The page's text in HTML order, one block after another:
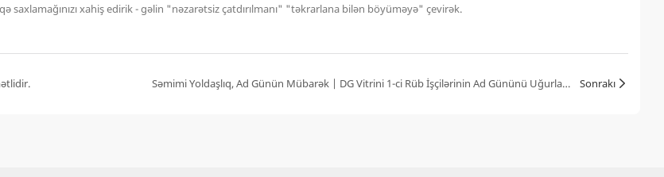
saxlamağınızı xahiş edirik - gəlin "nəzarətsiz çatdırılmanı" "təkrarlana bilən böyüməyə" çevirək.
Səmimi Yoldaşlıq, Ad Günün Mübarək | DG Vitrini 1-ci Rüb İşçilərinin Ad Gününü Uğurla Keçirdi Sonrakı